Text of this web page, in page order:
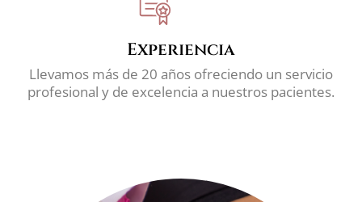
Experiencia
Llevamos más de 20 años ofreciendo un servicio
profesional y de excelencia a nuestros pacientes.